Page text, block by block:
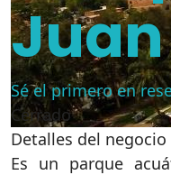
Sé el primero en
Cerrado
Detalles del negocio
Es un parque